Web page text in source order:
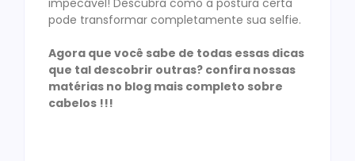
impecável! Descubra como a postura certa
pode transformar completamente sua selfie.
Agora que você sabe de todas essas dicas
que tal descobrir outras? confira nossas
matérias no blog mais completo sobre
cabelos !!!